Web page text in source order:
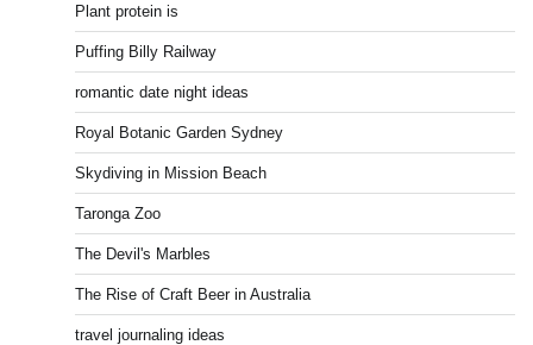
Plant protein is
Puffing Billy Railway
romantic date night ideas
Royal Botanic Garden Sydney
Skydiving in Mission Beach
Taronga Zoo
The Devil's Marbles
The Rise of Craft Beer in Australia
travel journaling ideas